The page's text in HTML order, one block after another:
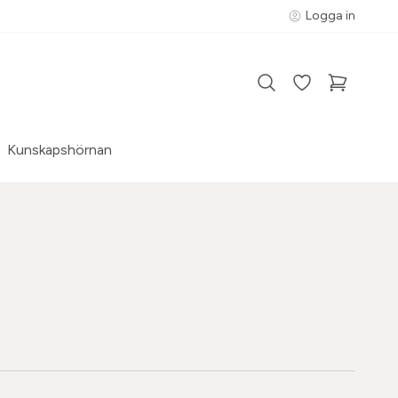
Logga in
Kunskapshörnan